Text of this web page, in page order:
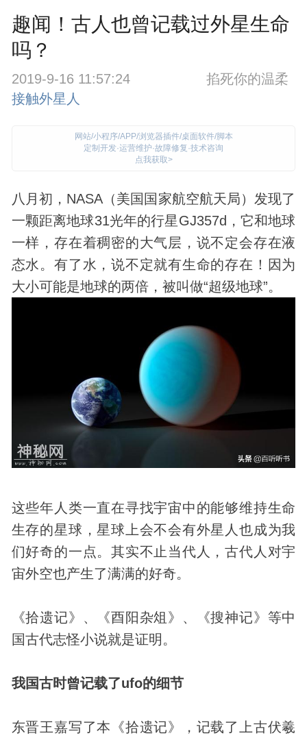
趣闻！古人也曾记载过外星生命
吗？
2019-9-16 11:57:24
掐死你的温柔
接触外星人
网站/小程序/APP/浏览器插件/桌面软件/脚本
定制开发·运营维护·故障修复·技术咨询
点我获取>
八月初，NASA（美国国家航空航天局） 发现了
一颗距离地球31光年的行星GJ357d，它和地球
一样，存在着稠密的大气层，说不定会存在液
态水。有了水，说不定就有生命的存在！因为
大小可能是地球的两倍，被叫做“超级地球”。
这些年人类一直在寻找宇宙中的能够维持生命
生存的星球，星球上会不会有外星人 也成为我
们好奇的一点。其实不止当代人，古代 人对宇
宙外空也产生了满满的好奇。
《拾遗记》、《酉阳杂俎》、《搜神记》等中
国古代志怪小说就是证明。
我国古时曾记载了ufo的细节
东晋王嘉写了本《拾遗记》，记载了上古伏羲